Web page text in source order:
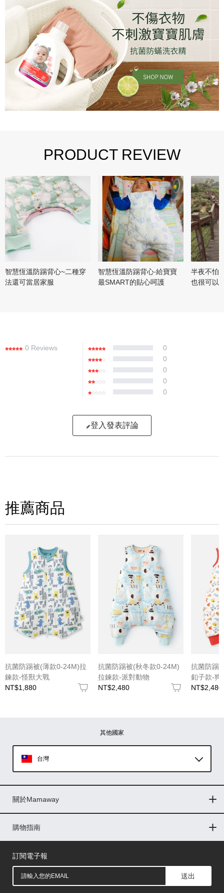
PRODUCT REVIEW
智慧恆溫防踢背心~二種穿
法還可當居家服
智慧恆溫防踢背心‧給寶寶
最SMART的貼心呵護
半夜不怕
也很可以
0 Reviews
0
0
0
0
0
登入發表評論
(圖片格式限jpg、jpeg)
推薦商品
抗菌防踢被(薄款0-24M)拉
鍊款-怪獸大戰
NT$1,880
抗菌防踢被(秋冬款0-24M)
拉鍊款-派對動物
NT$2,480
抗菌防踢
釦子款-狗
NT$2,480
其他國家
台灣
印尼
菲律賓
馬來西亞
關於Mamaway
門市據點
最新消息
品牌故事
人力招募
媒體花絮
隱私權聲明
CSR企業社會責任
購物指南
購物常見問題
退換貨問題
儲值金使用條款
購買儲值金
發票問題
會員權益
線上留言
吸乳器-免費體驗
訂閱電子報
送出